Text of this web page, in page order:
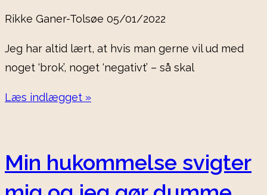
Rikke Ganer-Tolsøe 05/01/2022
Jeg har altid lært, at hvis man gerne vil ud med
noget ‘brok’, noget ‘negativt’ – så skal
Læs indlægget »
Min hukommelse svigter